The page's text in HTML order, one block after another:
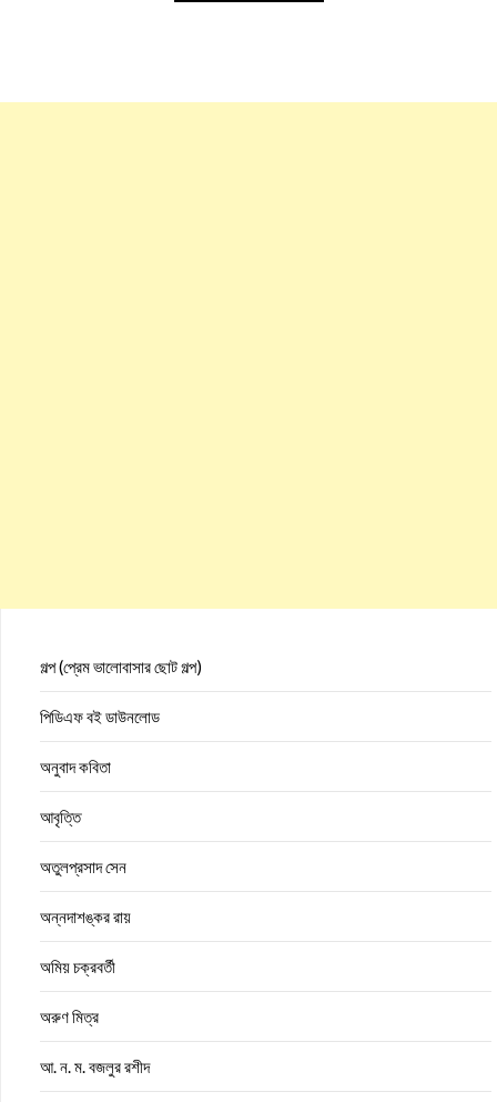
গল্প (প্রেম ভালোবাসার ছোট গল্প)
পিডিএফ বই ডাউনলোড
অনুবাদ কবিতা
আবৃত্তি
অতুলপ্রসাদ সেন
অন্নদাশঙ্কর রায়
অমিয় চক্রবর্তী
অরুণ মিত্র
আ. ন. ম. বজলুর রশীদ